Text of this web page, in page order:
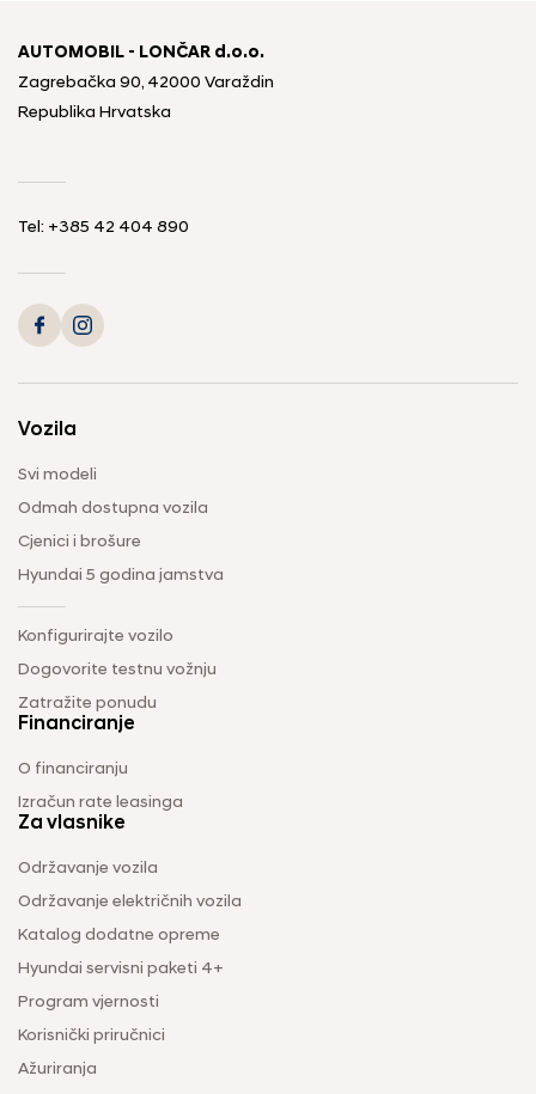
AUTOMOBIL - LONČAR d.o.o.
Zagrebačka 90, 42000 Varaždin
Republika Hrvatska
Tel: +385 42 404 890
Vozila
Svi modeli
Odmah dostupna vozila
Cjenici i brošure
Hyundai 5 godina jamstva
Konfigurirajte vozilo
Dogovorite testnu vožnju
Zatražite ponudu
Financiranje
O financiranju
Izračun rate leasinga
Za vlasnike
Održavanje vozila
Održavanje električnih vozila
Katalog dodatne opreme
Hyundai servisni paketi 4+
Program vjernosti
Korisnički priručnici
Ažuriranja